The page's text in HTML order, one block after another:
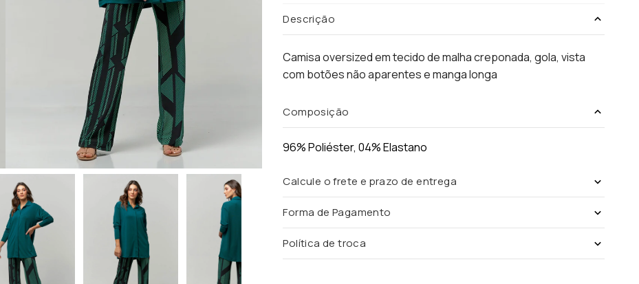
Descrição
Camisa oversized em tecido de malha creponada, gola, vista
com botões não aparentes e manga longa
Composição
96% Poliéster, 04% Elastano
Calcule o frete e prazo de entrega
Forma de Pagamento
Política de troca